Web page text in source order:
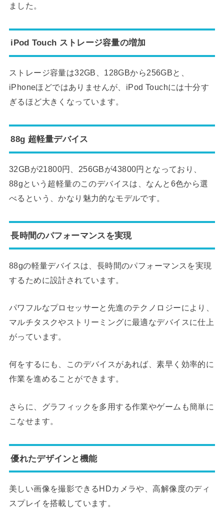
ました。
iPod Touch ストレージ容量の増加
ストレージ容量は32GB、128GBから256GBと、
iPhoneほどではありませんが、iPod Touchには十分す
ぎるほど大きくなっています。
88g 超軽量デバイス
32GBが21800円、256GBが43800円となっており、
88gという超軽量のこのデバイスは、なんと6色から選
べるという、かなり魅力的なモデルです。
長時間のパフォーマンスを実現
88gの軽量デバイスは、長時間のパフォーマンスを実現
するために設計されています。
パワフルなプロセッサーと先進のテクノロジーにより、
マルチタスクやストリーミングに最適なデバイスに仕上
がっています。
何をするにも、このデバイスがあれば、素早く効率的に
作業を進めることができます。
さらに、グラフィックを多用する作業やゲームも簡単に
こなせます。
優れたデザインと機能
美しい画像を撮影できるHDカメラや、高解像度のディ
スプレイを搭載しています。